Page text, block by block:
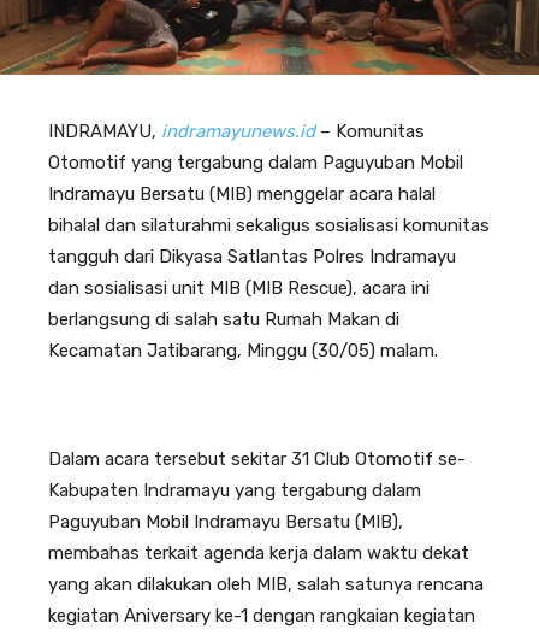
INDRAMAYU, indramayunews.id– Komunitas
Otomotif yang tergabung dalam Paguyuban Mobil
Indramayu Bersatu (MIB) menggelar acara halal
bihalal dan silaturahmi sekaligus sosialisasi komunitas
tangguh dari Dikyasa Satlantas Polres Indramayu
dan sosialisasi unit MIB (MIB Rescue), acara ini
berlangsung di salah satu Rumah Makan di
Kecamatan Jatibarang, Minggu (30/05) malam.
Dalam acara tersebut sekitar 31 Club Otomotif se-
Kabupaten Indramayu yang tergabung dalam
Paguyuban Mobil Indramayu Bersatu (MIB),
membahas terkait agenda kerja dalam waktu dekat
yang akan dilakukan oleh MIB, salah satunya rencana
kegiatan Aniversary ke-1 dengan rangkaian kegiatan